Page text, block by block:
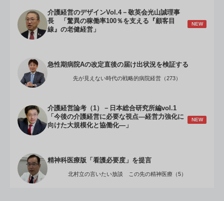
介護経営のデザインVol.4－敬英会光山誠理事
長 「驚異の稼働率100％を支える『顧客目
線』の老健経営」
NEW
急性期病院Aの改定直後の届け出状況を検証する
先が見えない時代の戦略的病院経営（273）
介護経営論考（1）－日本総合研究所編vol.1
「今後の介護経営に必要な視点―経営力強化に
向けた大規模化と協働化―」
NEW
精神科医療版「看護必要度」を提言
北村立の言いたい放談 この先の精神医療（5）